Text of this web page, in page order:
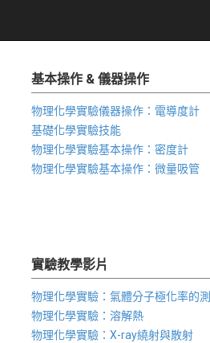
基本操作 & 儀器操作
物理化學實驗儀器操作：電導度計
基礎化學實驗技能
物理化學實驗基本操作：密度計
物理化學實驗基本操作：微量吸管
實驗教學影片
物理化學實驗：氣體分子極化率的
物理化學實驗：溶解熱
物理化學實驗：X-ray繞射與散射